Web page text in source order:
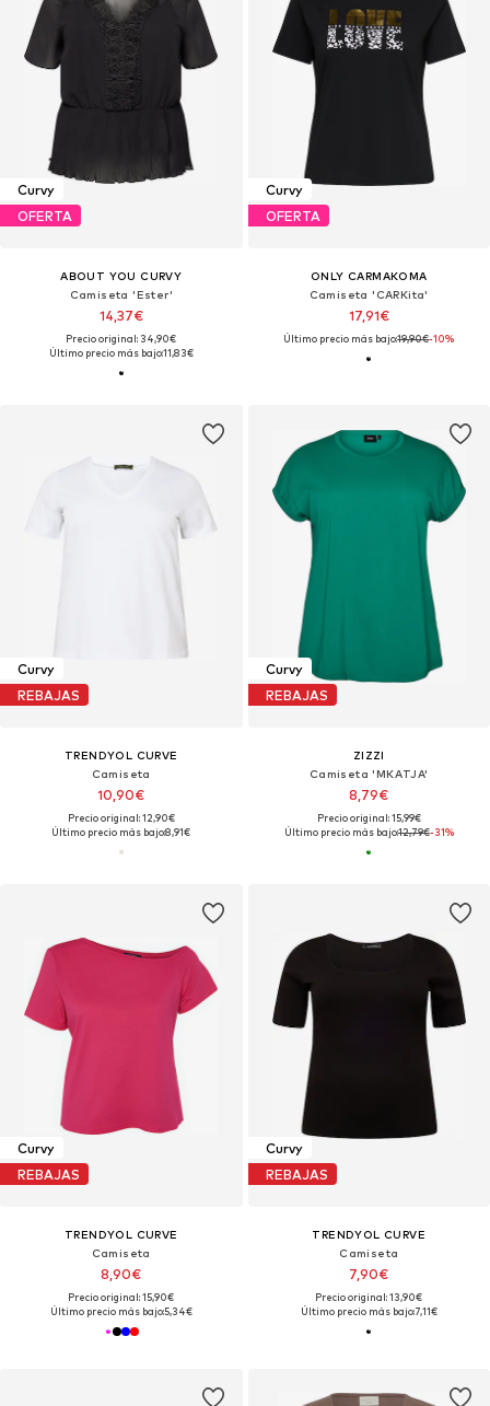
Curvy
OFERTA
ABOUT YOU CURVY
Camiseta 'Ester'
14,37€
Precio original: 34,90€
Último precio más bajo:11,83€
Curvy
OFERTA
ONLY CARMAKOMA
Camiseta 'CARKita'
17,91€
Último precio más bajo:19,90€-10%
Curvy
REBAJAS
TRENDYOL CURVE
Camiseta
10,90€
Precio original: 12,90€
Último precio más bajo:8,91€
Curvy
REBAJAS
ZIZZI
Camiseta 'MKATJA'
8,79€
Precio original: 15,99€
Último precio más bajo:12,79€-31%
Curvy
REBAJAS
TRENDYOL CURVE
Camiseta
8,90€
Precio original: 15,90€
Último precio más bajo:5,34€
Curvy
REBAJAS
TRENDYOL CURVE
Camiseta
7,90€
Precio original: 13,90€
Último precio más bajo:7,11€